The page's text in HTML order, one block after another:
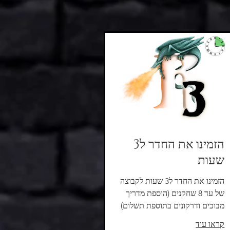
הזמינו את החדר ל3
שעות
הזמינו את החדר ל3 שעות לקבוצה
של עד 8 שחקנים (הוספת מדריך
מבוכים ודרקונים בתוספת תשלום)
קראו עוד